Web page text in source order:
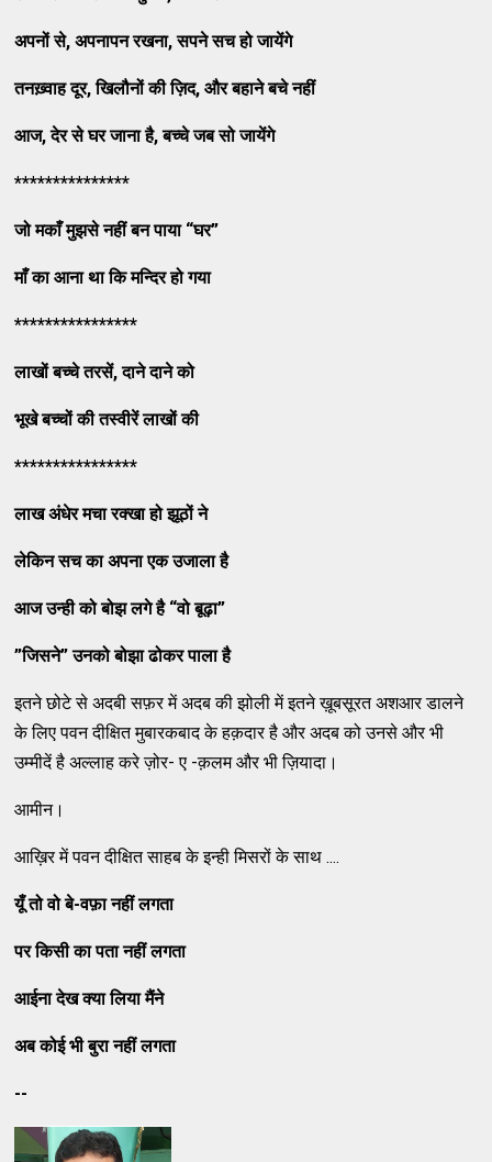
अपनों से,अपनापन रखना,सपने सच हो जायेंगे
तनख़्वाह दूर,खिलौनों की ज़िद,और बहाने बचे नहीं
आज,देर से घर जाना है,बच्चे जब सो जायेंगे
***************
जो मकाँ मुझसे नहीं बन पाया“घर”
माँ का आना था कि मन्दिर हो गया
****************
लाखों बच्चे तरसें,दाने दाने को
भूखे बच्चों की तस्वीरें लाखों की
****************
लाख अंधेर मचा रक्खा हो झूठों ने
लेकिन सच का अपना एक उजाला है
आज उन्ही को बोझ लगे है“वो बूढ़ा”
”जिसने”उनको बोझा ढोकर पाला है
इतने छोटे से अदबी सफ़र में अदब की झोली में इतने ख़ूबसूरत अशआर डालने
के लिए पवन दीक्षित मुबारकबाद के हक़दार है और अदब को उनसे और भी
उम्मीदें है अल्लाह करे ज़ोर- ए -क़लम और भी ज़ियादा।
आमीन।
आख़िर में पवन दीक्षित साहब के इन्ही मिसरों के साथ ....
यूँ तो वो बे-वफ़ा नहीं लगता
पर किसी का पता नहीं लगता
आईना देख क्या लिया मैंने
अब कोई भी बुरा नहीं लगता
--